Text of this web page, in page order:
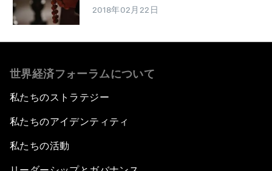
2018年02月22日
世界経済フォーラムについて
私たちのストラテジー
私たちのアイデンティティ
私たちの活動